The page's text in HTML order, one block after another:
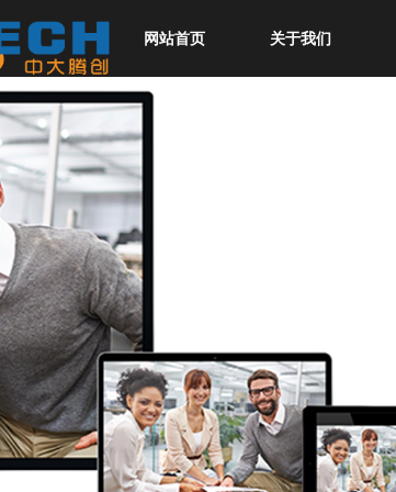
网站首页 关于我们